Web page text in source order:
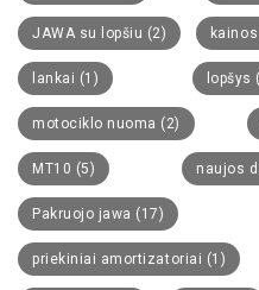
JAWA su lopšiu (2) kainos
lankai (1) lopšys
motociklo nuoma (2)
MT10 (5) naujos
Pakruojo jawa (17)
priekiniai amortizatoriai (1)